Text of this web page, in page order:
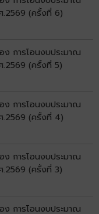
.2569 (ครั้งที่ 6)
อง การโอนงบประมาณ
.2569 (ครั้งที่ 5)
อง การโอนงบประมาณ
.2569 (ครั้งที่ 4)
อง การโอนงบประมาณ
.2569 (ครั้งที่ 3)
อง การโอนงบประมาณ